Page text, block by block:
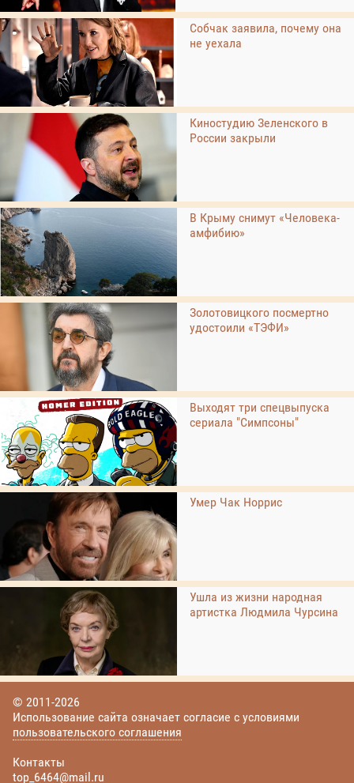
Собчак заявила, почему она
не уехала
Киностудию Зеленского в
России закрыли
В Крыму снимут «Человека-
амфибию»
Золотовицкого посмертно
удостоили «ТЭФИ»
Выходят три спецвыпуска
сериала "Симпсоны"
Умер Чак Норрис
Ушла из жизни народная
артистка Людмила Чурсина
© 2011-2026
Использование сайта означает согласие с условиями
пользовательского соглашения
Контакты
top_6464@mail.ru